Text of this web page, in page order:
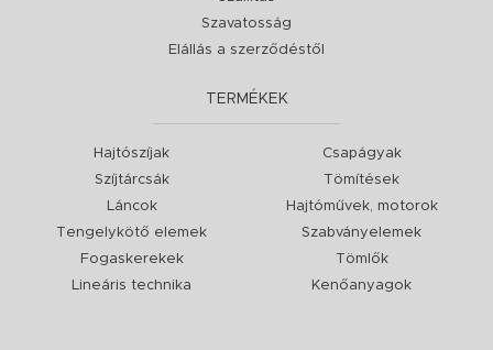
Szavatosság
Elállás a szerződéstől
TERMÉKEK
Hajtószíjak
Szíjtárcsák
Láncok
Tengelykötő elemek
Fogaskerekek
Lineáris technika
Csapágyak
Tömítések
Hajtóművek, motorok
Szabványelemek
Tömlők
Kenőanyagok